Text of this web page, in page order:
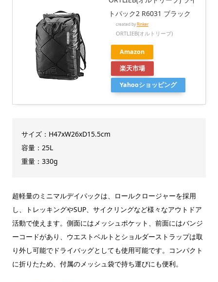
トパック2 R6031 ブラック
created byRinker
ORTLIEB(オルトリーブ)
Amazon
楽天市場
Yahooショッピング
サイズ：H47xW26xD15.5cm
容量：25L
重量：330g
超軽量のミニマルデイパックは、ロールクロージャーを採用
し、トレッキングやSUP、サイクリングなど様々なアウトドア
活動で使えます。側面にはメッシュポケット、前面にはバンジ
ーコードがあり、ウエストベルトとショルダーストラップは取
り外し可能でドライバッグとしても使用可能です。コンパクト
に折りたため、付属のメッシュ袋で持ち運びにも便利。